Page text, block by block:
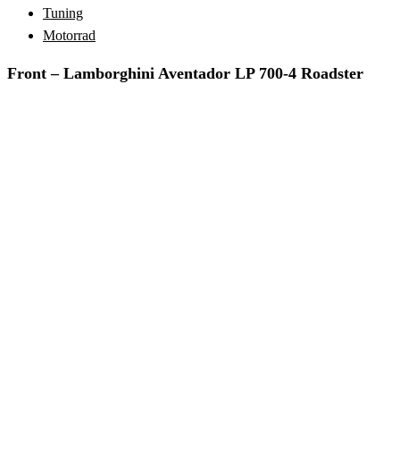
Tuning
Motorrad
Front – Lamborghini Aventador LP 700-4 Roadster